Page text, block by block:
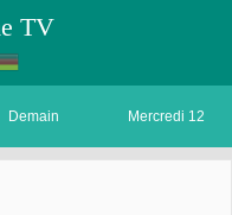
TV
Demain Mercredi 12